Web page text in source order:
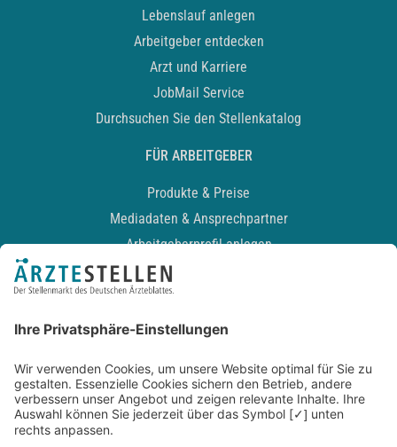
Lebenslauf anlegen
Arbeitgeber entdecken
Arzt und Karriere
JobMail Service
Durchsuchen Sie den Stellenkatalog
FÜR ARBEITGEBER
Produkte & Preise
Mediadaten & Ansprechpartner
Arbeitgeberprofil anlegen
Recruiting-Podcast
Kontakt
Datenschutz
Newsletter